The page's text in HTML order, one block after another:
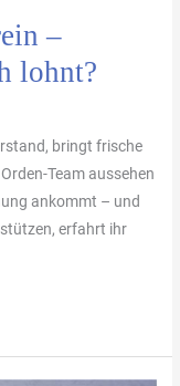
–
lohnt?
bringt frische
Team aussehen
ankommt – und
erfahrt ihr